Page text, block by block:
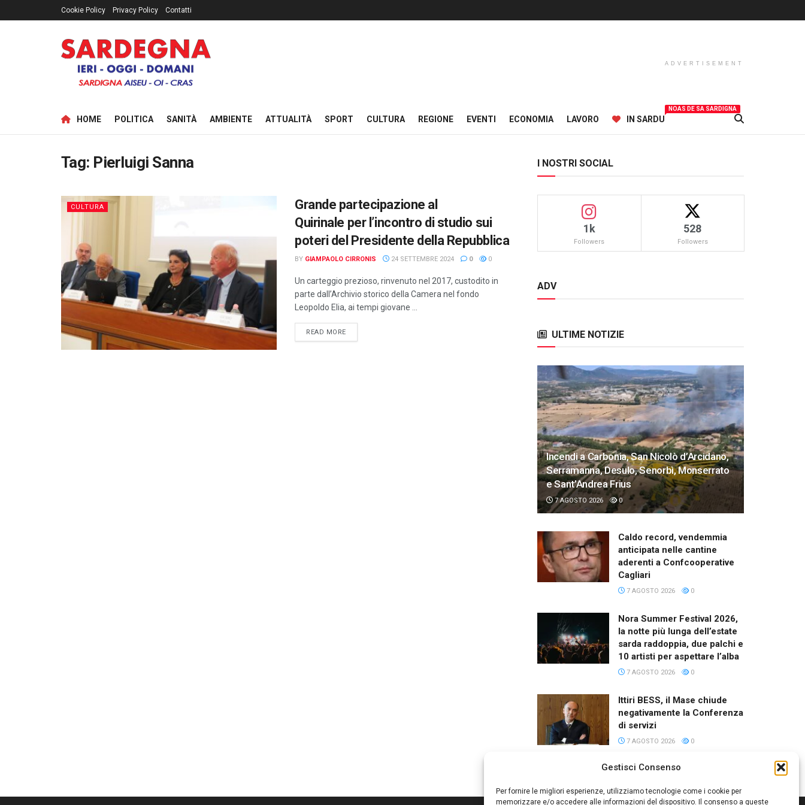
Gestisci Consenso
Per fornire le migliori esperienze, utilizziamo tecnologie come i cookie per
memorizzare e/o accedere alle informazioni del dispositivo. Il consenso a queste
Cookie Policy Privacy Policy Contatti
ADVERTISEMENT
HOME POLITICA SANITÀ AMBIENTE ATTUALITÀ SPORT CULTURA REGIONE EVENTI ECONOMIA LAVORO IN SARDU
NOAS DE SA SARDIGNA
Tag: Pierluigi Sanna
CULTURA
Grande partecipazione al
Quirinale per l’incontro di studio sui
poteri del Presidente della Repubblica
BY GIAMPAOLO CIRRONIS 24 SETTEMBRE 2024 0 0
Un carteggio prezioso, rinvenuto nel 2017, custodito in
parte dall’Archivio storico della Camera nel fondo
Leopoldo Elia, ai tempi giovane ...
READ MOREDETAILS
I NOSTRI SOCIAL
1k
Followers
528
Followers
ADV
ULTIME NOTIZIE
Incendi a Carbonia, San Nicolò d’Arcidano,
Serramanna, Desulo, Senorbì, Monserrato
e Sant’Andrea Frius
7 AGOSTO 2026 0
Caldo record, vendemmia
anticipata nelle cantine
aderenti a Confcooperative
Cagliari
7 AGOSTO 2026 0
Nora Summer Festival 2026,
la notte più lunga dell’estate
sarda raddoppia, due palchi e
10 artisti per aspettare l’alba
7 AGOSTO 2026 0
Ittiri BESS, il Mase chiude
negativamente la Conferenza
di servizi
7 AGOSTO 2026 0